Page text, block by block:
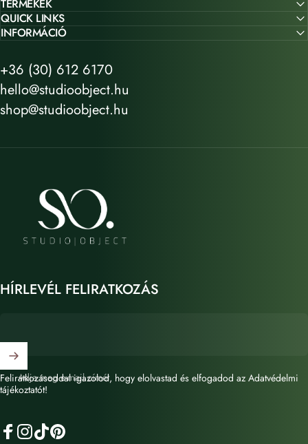
TERMÉKEK
QUICK LINKS
INFORMÁCIÓ
+36 (30) 612 6170
hello@studioobject.hu
shop@studioobject.hu
STUDIO OBJECT
HÍRLEVÉL FELIRATKOZÁS
Adja meg e-mail címét
Feliratkozásoddal igazolod, hogy elolvastad és elfogadod az Adatvédelmi
tájékoztatót!